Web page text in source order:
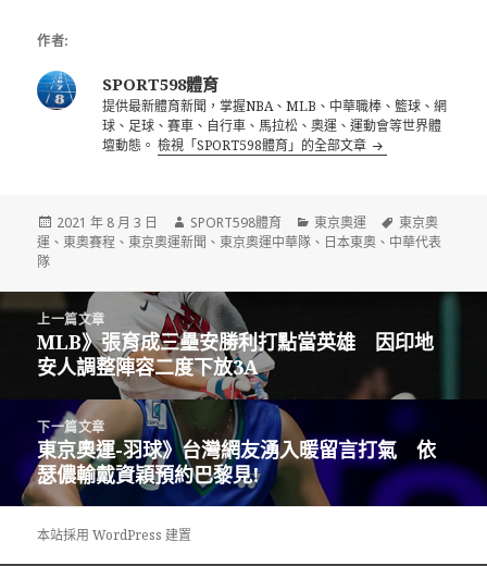
作者:
SPORT598體育
提供最新體育新聞，掌握NBA、MLB、中華職棒、籃球、網
球、足球、賽車、自行車、馬拉松、奧運、運動會等世界體
壇動態。檢視「SPORT598體育」的全部文章
發
佈
2021 年 8 月 3 日
作
者
SPORT598體育
分
類
東京奧運
標
籤
東京奧
運 、東奧賽程 、東京奧運新聞 、東京奧運中華隊 、 日本東奧 、 中華代表
隊
文
上一篇文章
上
一
篇
文
章:
MLB》張育成三壘安勝利打點當英雄 因印地
安人調整陣容二度下放3A
下一篇文章
下
一
篇
文
東京奧運-羽球》台灣網友湧入暖留言打氣 依
瑟儂輸戴資穎預約巴黎見!
本站採用 WordPress 建置